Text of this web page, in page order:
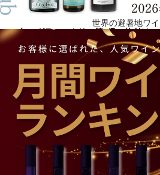
1855年にグラン・クリュ第2級に格付け
コス・デストゥルネルの歴史は、ルイ・ガスパール・デス
せません。ルイ15世の時代に生まれ、第二帝政期に亡くな
だひとつ、コス・デストゥルネルだけでした。彼は、
能性をすぐに見いだしたのです。コス・デストゥルネルの
成功を収めました。1853年に侯爵はこの世を去り、1855
ン・クリュの第2級に格付けされるのを見ることはありま
ーヌを取得し、1917年にボルドーワイン業界の重鎮であ
ジネステの子孫は2000年にミシェル・レビエ氏にドメー
て2008年、東急文化村の設計などで知られる建築家ジャ
る新しいセラーと醸造室が完成しました。
世界の避暑地ワ